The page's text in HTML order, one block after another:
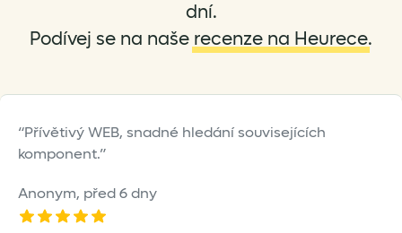
dní.
Podívej se na naše recenze na Heurece.
Přívětivý WEB, snadné hledání souvisejících
komponent.
Anonym, před 6 dny